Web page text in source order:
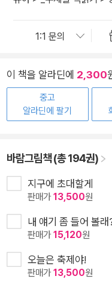
이 책을 알라딘에 2,300
중고
알라딘에 팔기
바람그림책 (총 194권)
지구에 초대할게
판매가13,500원
내 얘기 좀 들어 볼래
판매가15,120원
오늘은 축제야!
판매가13,500원